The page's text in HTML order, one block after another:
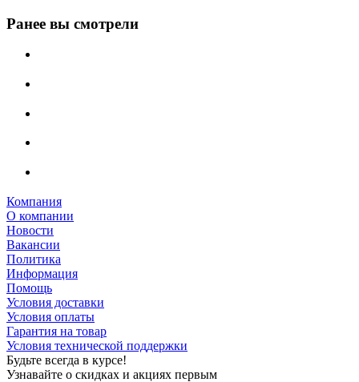
Ранее вы смотрели
Компания
О компании
Новости
Вакансии
Политика
Информация
Помощь
Условия доставки
Условия оплаты
Гарантия на товар
Условия технической поддержки
Будьте всегда в курсе!
Узнавайте о скидках и акциях первым